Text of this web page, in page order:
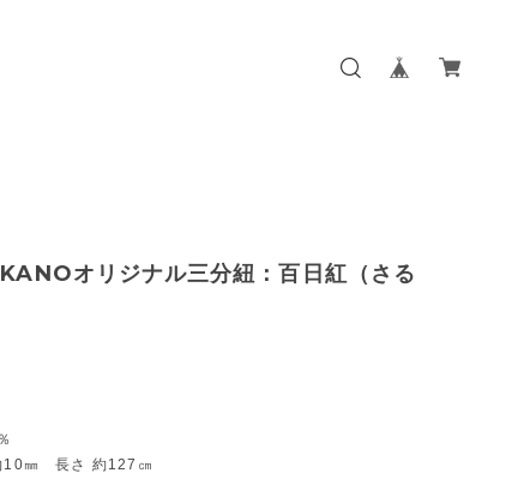
オリジナル三分紐：百日紅（さる
10㎜ 長さ 約127㎝